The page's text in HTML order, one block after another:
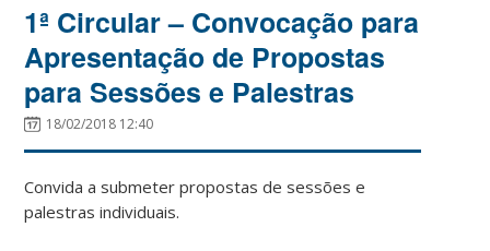
1ª Circular – Convocação para
Apresentação de Propostas
para Sessões e Palestras
18/02/2018 12:40
Convida a submeter propostas de sessões e
palestras individuais.